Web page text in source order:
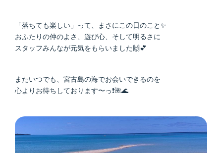
「落ちても楽しい」って、まさにこの日のこと✨
おふたりの仲のよさ、遊び心、そして明るさに
スタッフみんなが元気をもらいました🙌💕
またいつでも、宮古島の海でお会いできるのを
心よりお待ちしております〜っ❗🌺🌊